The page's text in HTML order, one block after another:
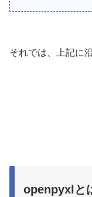
それでは、上記に
openpyxlと